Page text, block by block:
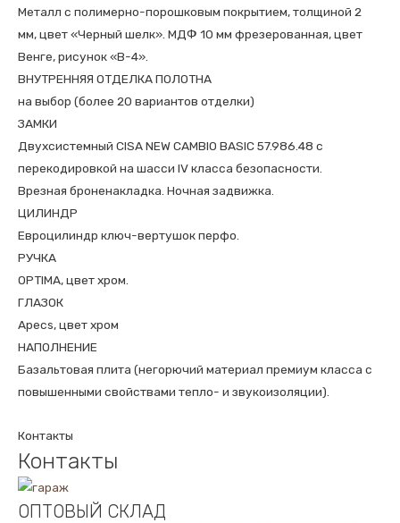
Металл с полимерно-порошковым покрытием, толщиной 2
мм, цвет «Черный шелк». МДФ 10 мм фрезерованная, цвет
Венге, рисунок «В-4».
ВНУТРЕННЯЯ ОТДЕЛКА ПОЛОТНА
на выбор (более 20 вариантов отделки)
ЗАМКИ
Двухсистемный CISA NEW CAMBIO BASIC 57.986.48 с
перекодировкой на шасси IV класса безопасности.
Врезная броненакладка. Ночная задвижка.
ЦИЛИНДР
Евроцилиндр ключ-вертушок перфо.
РУЧКА
OPTIMA, цвет хром.
ГЛАЗОК
Apecs, цвет хром
НАПОЛНЕНИЕ
Базальтовая плита (негорючий материал премиум класса с
повышенными свойствами тепло- и звукоизоляции).
Контакты
Контакты
ОПТОВЫЙ СКЛАД